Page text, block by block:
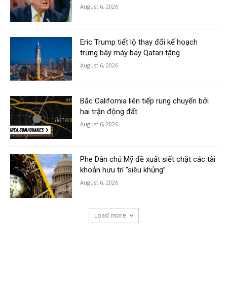
August 6, 2026
Eric Trump tiết lộ thay đổi kế hoạch
trưng bày máy bay Qatari tặng
August 6, 2026
Bắc California liên tiếp rung chuyển bởi
hai trận động đất
August 6, 2026
Phe Dân chủ Mỹ đề xuất siết chặt các tài
khoản hưu trí “siêu khủng”
August 6, 2026
Load more